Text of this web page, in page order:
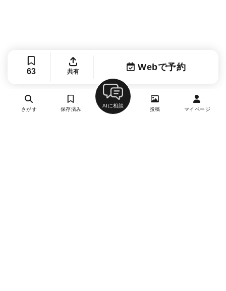
63 共有 Webで予約
さがす 保存済み
AIに相談
投稿 マイページ